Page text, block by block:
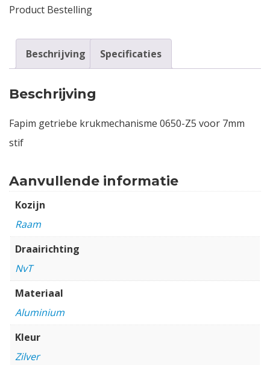
Product Bestelling
Beschrijving Specificaties
Beschrijving
Fapim getriebe krukmechanisme 0650-Z5 voor 7mm
stif
Aanvullende informatie
Kozijn
Raam
Draairichting
NvT
Materiaal
Aluminium
Kleur
Zilver